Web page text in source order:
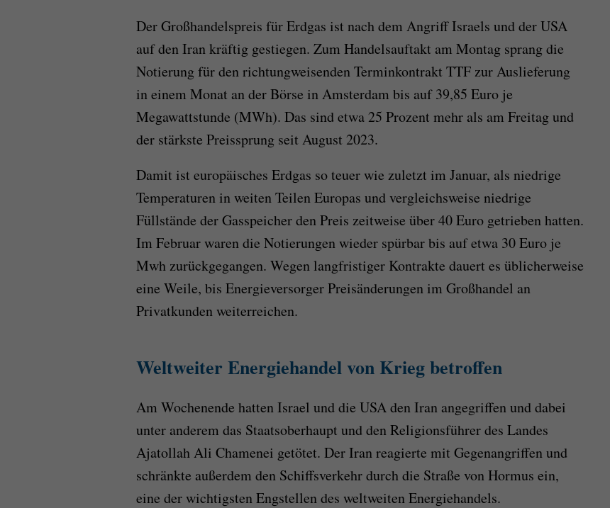
Der Großhandelspreis für Erdgas ist nach dem Angriff Israels und der USA
auf den Iran kräftig gestiegen. Zum Handelsauftakt am Montag sprang die
Notierung für den richtungweisenden Terminkontrakt TTF zur Auslieferung
in einem Monat an der Börse in Amsterdam bis auf 39,85 Euro je
Megawattstunde (MWh). Das sind etwa 25 Prozent mehr als am Freitag und
der stärkste Preissprung seit August 2023.
Damit ist europäisches Erdgas so teuer wie zuletzt im Januar, als niedrige
Temperaturen in weiten Teilen Europas und vergleichsweise niedrige
Füllstände der Gasspeicher den Preis zeitweise über 40 Euro getrieben hatten.
Im Februar waren die Notierungen wieder spürbar bis auf etwa 30 Euro je
Mwh zurückgegangen. Wegen langfristiger Kontrakte dauert es üblicherweise
eine Weile, bis Energieversorger Preisänderungen im Großhandel an
Privatkunden weiterreichen.
Weltweiter Energiehandel von Krieg betroffen
Am Wochenende hatten Israel und die USA den Iran angegriffen und dabei
unter anderem das Staatsoberhaupt und den Religionsführer des Landes
Ajatollah Ali Chamenei getötet. Der Iran reagierte mit Gegenangriffen und
schränkte außerdem den Schiffsverkehr durch die Straße von Hormus ein,
eine der wichtigsten Engstellen des weltweiten Energiehandels.